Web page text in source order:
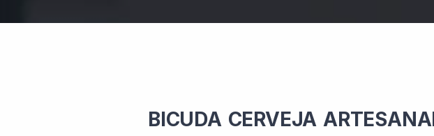
BICUDA CERVEJA